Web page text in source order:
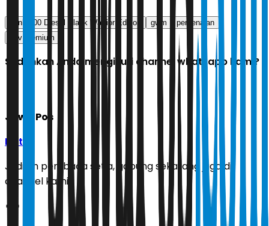
Tank 500 Diesel Black Warrior Edition gwm
perkenalan
suv premium
Sudahkah Anda mengikuti channel whatsapp kami?
Jawa Pos
Ikuti
Jadilah pembaca setia, gabung sekarang juga di
channel kami!